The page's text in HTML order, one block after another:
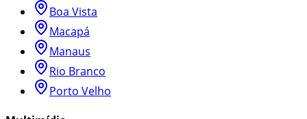
Boa Vista
Macapá
Manaus
Rio Branco
Porto Velho